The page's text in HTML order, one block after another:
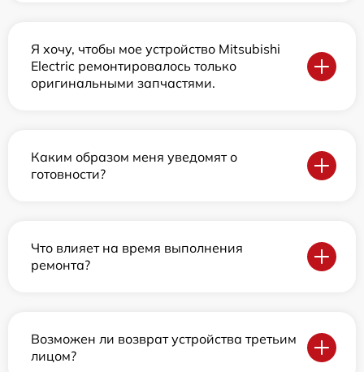
Я хочу, чтобы мое устройство Mitsubishi
Electric ремонтировалось только
оригинальными запчастями.
Каким образом меня уведомят о
готовности?
Что влияет на время выполнения
ремонта?
Возможен ли возврат устройства третьим
лицом?